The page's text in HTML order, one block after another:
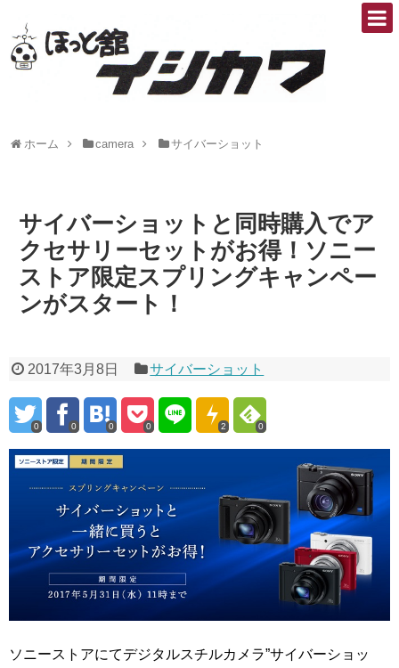
ホーム camera サイバーショット
サイバーショットと同時購入でア
クセサリーセットがお得！ソニー
ストア限定スプリングキャンペー
ンがスタート！
2017年3月8日 サイバーショット
0 0 0 0 2 0
ソニーストアにてデジタルスチルカメラ”サイバーショッ